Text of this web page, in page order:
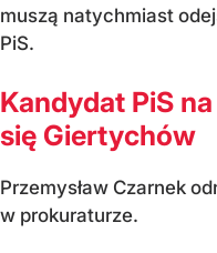
muszą natychmiast
PiS.
Kandydat PiS
się Giertychów
Przemysław Czarnek
w prokuraturze.